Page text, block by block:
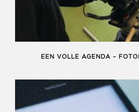
EEN VOLLE AGENDA –